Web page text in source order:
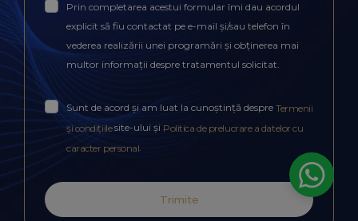
Prin completarea acestui formular îmi dau acordul
explicit să fiu contactat pe e-mail și/sau telefon în
vederea realizării unei programări și obținerea mai
multor informații despre tratamentul solicitat.
Sunt de acord și am luat la cunoștință despre Termenii
și condițiilesite-ului și Politica de prelucrare a datelor cu
caracter personal.
Trimite